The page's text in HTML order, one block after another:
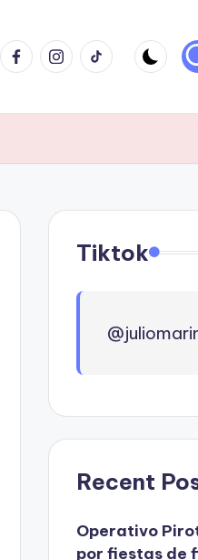
FacebookInstagram
TIKTOK
Tiktok
Recent
Operativo
por fiestas de